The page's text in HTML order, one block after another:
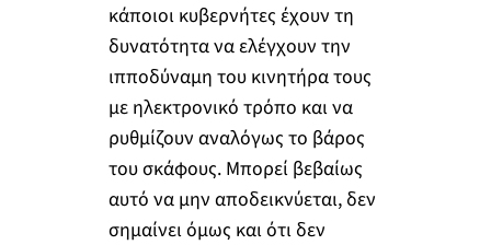
κάποιοι κυβερνήτες έχουν τη
δυνατότητα να ελέγχουν την
ιπποδύναμη του κινητήρα τους
με ηλεκτρονικό τρόπο και να
ρυθμίζουν αναλόγως το βάρος
του σκάφους. Μπορεί βεβαίως
αυτό να μην αποδεικνύεται, δεν
σημαίνει όμως και ότι δεν